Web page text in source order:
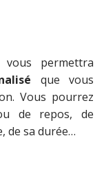
vous permettra
que vous
Vous pourrez
de repos, de
de sa durée…